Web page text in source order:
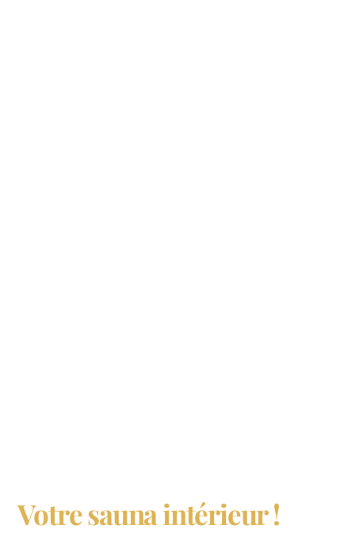
Votre sauna intérieur !